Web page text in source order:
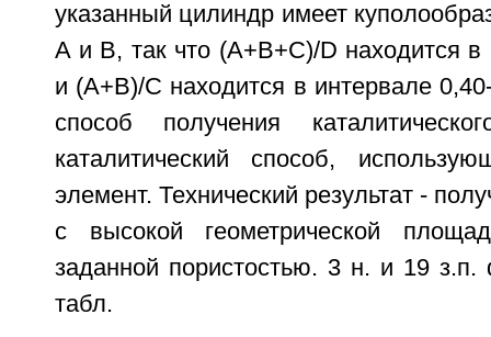
указанный цилиндр имеет
А и В, так что (A+B+C)/D находится в
и (А+В)/С находится в интервале
способ получения
каталитический способ,
элемент. Технический результат -
с высокой геометрической
заданной пористостью. 3 н. и 19
табл.